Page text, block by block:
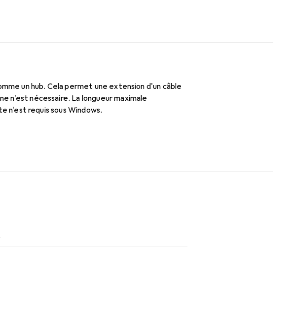
un hub. Cela permet une extension d'un câble
n'est nécessaire. La longueur maximale
n'est requis sous Windows.